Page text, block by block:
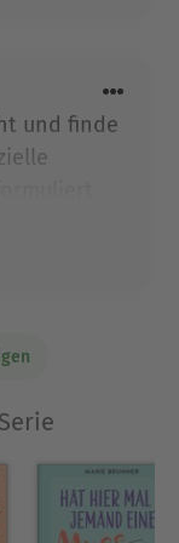
an.
gehört
das Buch
und finde
Danke.